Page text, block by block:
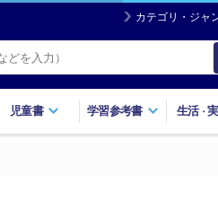
カテゴリ・ジャ
児童書 学習参考書 生活・